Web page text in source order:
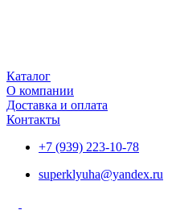
Каталог
О компании
Доставка и оплата
Контакты
+7 (939) 223-10-78
superklyuha@yandex.ru